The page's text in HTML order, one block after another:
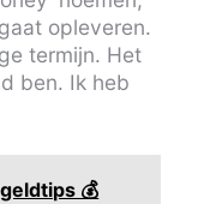
opleveren.
termijn. Het
ben. Ik heb
💰